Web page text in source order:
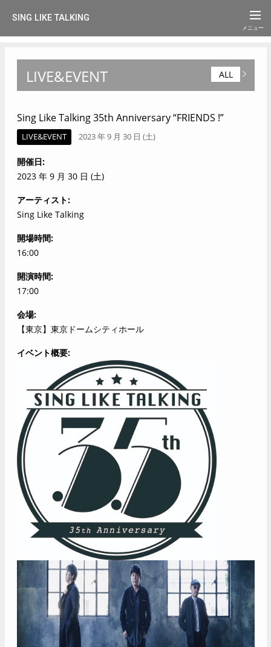
SING LIKE TALKING
LIVE&EVENT ALL
Sing Like Talking 35th Anniversary “FRIENDS !”
LIVE&EVENT 2023 年 9 月 30 日 (土)
開催日
2023 年 9 月 30 日 (土)
アーティスト
Sing Like Talking
開場時間
16:00
開演時間
17:00
会場
【東京】東京ドームシティホール
イベント概要